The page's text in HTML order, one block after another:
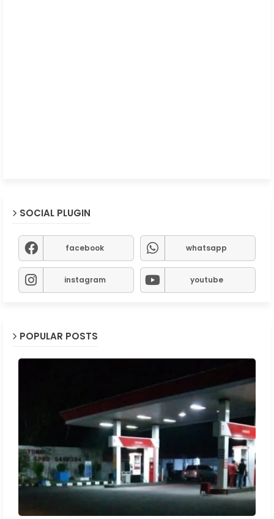
SOCIAL PLUGIN
facebook whatsapp
instagram youtube
POPULAR POSTS